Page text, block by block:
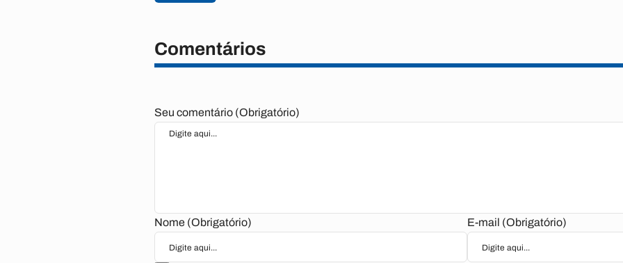
Comentários
Seu comentário (Obrigatório)
Nome (Obrigatório) E-mail (Obrigatório)